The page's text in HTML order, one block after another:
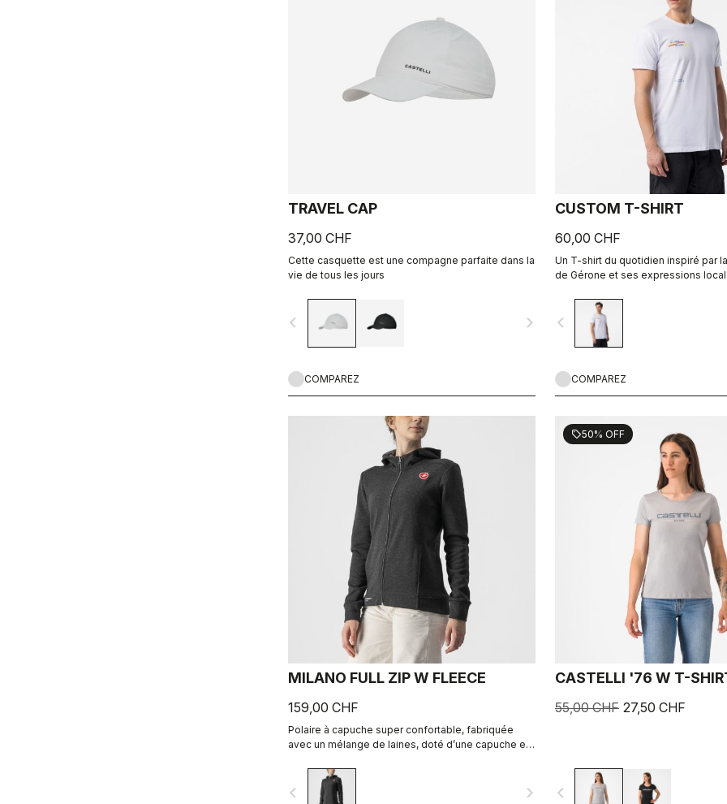
TRAVEL CAP
37,00 CHF
Cette casquette est une compagne parfaite dans la
vie de tous les jours
navigate_before navigate_next
COMPAREZ
CUSTOM T-SHIRT
60,00 CHF
Un T-shirt du quotidien inspiré par
de Gérone et ses expressions
navigate_before
COMPAREZ
MILANO FULL ZIP W FLEECE
159,00 CHF
Polaire à capuche super confortable, fabriquée
avec un mélange de laines, doté d’une capuche et
iconique de la marque Castelli.
navigate_before navigate_next
sell50% OFF
CASTELLI '76 W T-
55,00 CHF 27,50 CHF
navigate_before